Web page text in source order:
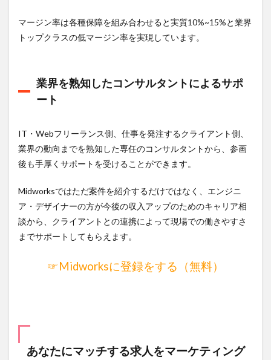
マージン率は各種保障を組み合わせると実質10%~15%と業界
トップクラスの低マージン率を実現しています。
業界を熟知したコンサルタントによるサポ
ート
IT・Webフリーランス側、仕事を発注するクライアント側、
業界の動向までを熟知した専任のコンサルタントから、参画
後も手厚くサポートを受けることができます。
Midworksではただ案件を紹介するだけではなく、エンジニ
ア・デザイナーの方が今後の収入アップのためのキャリア相
談から、クライアントとの連携によって現場での働きやすさ
までサポートしてもらえます。
☞Midworksに登録をする（無料）
あなたにマッチする求人をマーケティング